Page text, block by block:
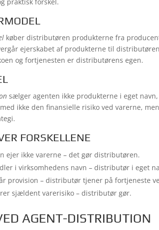
køber distributøren produkterne fra
ejerskabet af produkterne til
og fortjenesten er distributørens egen.
sælger agenten ikke produkterne i eget
ikke den finansielle risiko ved varerne,
FORSKELLENE
ejer ikke varerne – det gør distributøren.
i virksomhedens navn – distributør i eget
provision – distributør tjener på fortjeneste
sjældent varerisiko – distributør gør.
AGENT-DISTRIBUTION